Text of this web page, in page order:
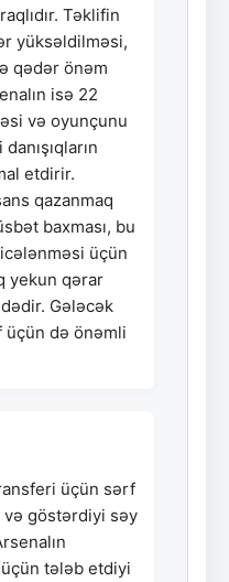
Təklifin
yüksəldilməsi,
qədər önəm
isə 22
və oyunçunu
etdirir.
qazanmaq
baxması, bu
üçün
yekun qərar
Gələcək
üçün də önəmli
üçün sərf
göstərdiyi səy
üçün tələb etdiyi